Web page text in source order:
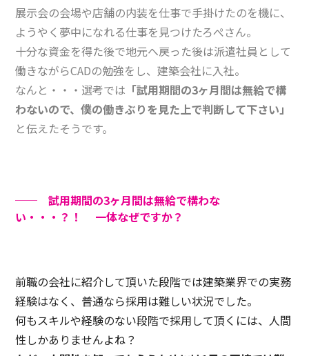
展示会の会場や店舗の内装を仕事で手掛けたのを機に、
ようやく夢中になれる仕事を見つけたろぺさん。
十分な資金を得た後で地元へ戻った後は派遣社員として
働きながらCADの勉強をし、建築会社に入社。
なんと・・・選考では 「試用期間の3ヶ月間は無給で構
わないので、僕の働きぶりを見た上で判断して下さい」
と伝えたそうです。
── 試用期間の3ヶ月間は無給で構わな
い・・・？！ 一体なぜですか？
前職の会社に紹介して頂いた段階では建築業界での実務
経験はなく、普通なら採用は難しい状況でした。
何もスキルや経験のない段階で採用して頂くには、人間
性しかありませんよね？